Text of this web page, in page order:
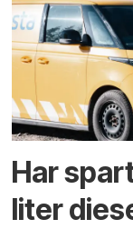
Har
liter